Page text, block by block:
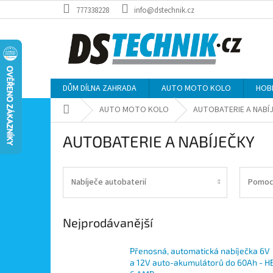
na
777338228 info@dstechnik.cz
DŮM DÍLNA ZAHRADA AUTO MOTO KOLO
Domů AUTO MOTO KOLO AUTOBATERIE A
AUTOBATERIE A NABÍJEČKY
Nabíječe autobaterií
Nejprodávanější
Přenosná, automatická nabíječka 6V
a 12V auto-akumulátorů do 60Ah -